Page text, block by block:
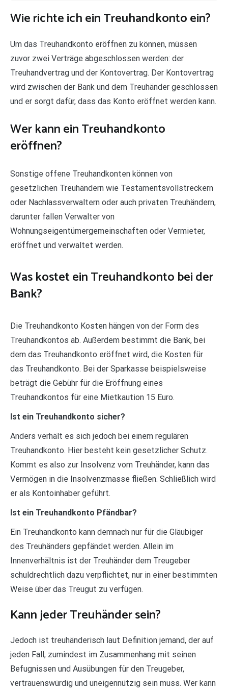
Wie richte ich ein Treuhandkonto ein?
Um das Treuhandkonto eröffnen zu können, müssen
zuvor zwei Verträge abgeschlossen werden: der
Treuhandvertrag und der Kontovertrag. Der Kontovertrag
wird zwischen der Bank und dem Treuhänder geschlossen
und er sorgt dafür, dass das Konto eröffnet werden kann.
Wer kann ein Treuhandkonto
eröffnen?
Sonstige offene Treuhandkonten können von
gesetzlichen Treuhändern wie Testamentsvollstreckern
oder Nachlassverwaltern oder auch privaten Treuhändern,
darunter fallen Verwalter von
Wohnungseigentümergemeinschaften oder Vermieter,
eröffnet und verwaltet werden.
Was kostet ein Treuhandkonto bei der
Bank?
Die Treuhandkonto Kosten hängen von der Form des
Treuhandkontos ab. Außerdem bestimmt die Bank, bei
dem das Treuhandkonto eröffnet wird, die Kosten für
das Treuhandkonto. Bei der Sparkasse beispielsweise
beträgt die Gebühr für die Eröffnung eines
Treuhandkontos für eine Mietkaution 15 Euro.
Ist ein Treuhandkonto sicher?
Anders verhält es sich jedoch bei einem regulären
Treuhandkonto. Hier besteht kein gesetzlicher Schutz.
Kommt es also zur Insolvenz vom Treuhänder, kann das
Vermögen in die Insolvenzmasse fließen. Schließlich wird
er als Kontoinhaber geführt.
Ist ein Treuhandkonto Pfändbar?
Ein Treuhandkonto kann demnach nur für die Gläubiger
des Treuhänders gepfändet werden. Allein im
Innenverhältnis ist der Treuhänder dem Treugeber
schuldrechtlich dazu verpflichtet, nur in einer bestimmten
Weise über das Treugut zu verfügen.
Kann jeder Treuhänder sein?
Jedoch ist treuhänderisch laut Definition jemand, der auf
jeden Fall, zumindest im Zusammenhang mit seinen
Befugnissen und Ausübungen für den Treugeber,
vertrauenswürdig und uneigennützig sein muss. Wer kann